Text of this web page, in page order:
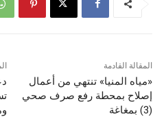
المقالة القادمة
«مياه المنيا» تنتهي من أعمال
إصلاح بمحطة رفع صرف صحي
(3) بمغاغة